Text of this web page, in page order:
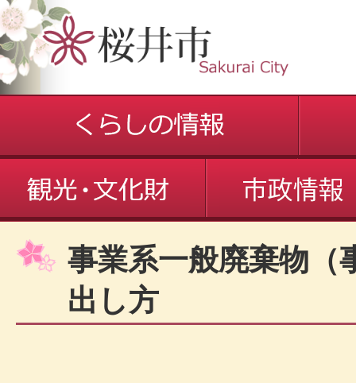
事業系一般廃棄物（
出し方